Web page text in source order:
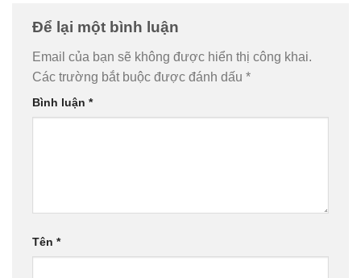
Để lại một bình luận
Email của bạn sẽ không được hiển thị công khai.
Các trường bắt buộc được đánh dấu *
Bình luận *
Tên *